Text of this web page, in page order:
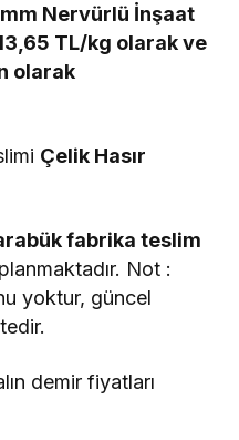
mm Nervürlü İnşaat
TL/kg olarak ve
olarak
Çelik Hasır
fabrika teslim
Not :
yoktur, güncel
demir fiyatları